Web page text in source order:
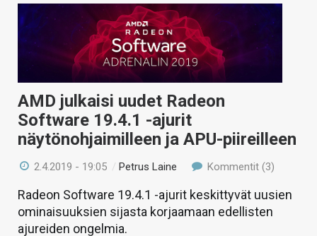
AMD julkaisi uudet Radeon
Software 19.4.1 -ajurit
näytönohjaimilleen ja APU-piireilleen
2.4.2019 - 19:05 / Petrus Laine Kommentit (3)
Radeon Software 19.4.1 -ajurit keskittyvät uusien
ominaisuuksien sijasta korjaamaan edellisten
ajureiden ongelmia.